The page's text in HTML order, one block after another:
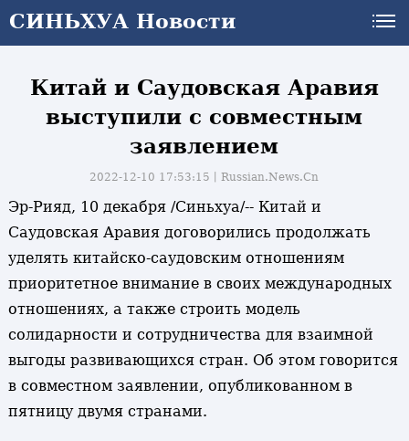
СИНЬХУА Новости
СИНЬХУА Новости
Китай и Саудовская Аравия
выступили с совместным
заявлением
2022-12-10 17:53:15丨Russian.News.Cn
Эр-Рияд, 10 декабря /Синьхуа/-- Китай и
Саудовская Аравия договорились продолжать
уделять китайско-саудовским отношениям
приоритетное внимание в своих международных
отношениях, а также строить модель
солидарности и сотрудничества для взаимной
выгоды развивающихся стран. Об этом говорится
в совместном заявлении, опубликованном в
пятницу двумя странами.